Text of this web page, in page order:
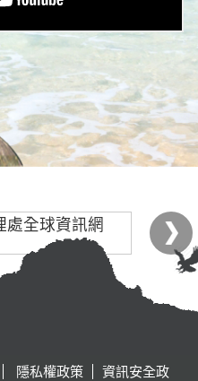
隱私權政策
資訊安全政